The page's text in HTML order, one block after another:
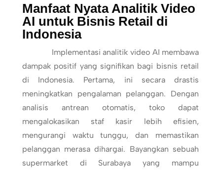
Manfaat Nyata Analitik Video
AI untuk Bisnis Retail di
Indonesia
Implementasi analitik video AI membawa
dampak positif yang signifikan bagi bisnis retail
di Indonesia. Pertama, ini secara drastis
meningkatkan pengalaman pelanggan. Dengan
analisis antrean otomatis, toko dapat
mengalokasikan staf kasir lebih efisien,
mengurangi waktu tunggu, dan memastikan
pelanggan merasa dihargai. Bayangkan sebuah
supermarket di Surabaya yang mampu